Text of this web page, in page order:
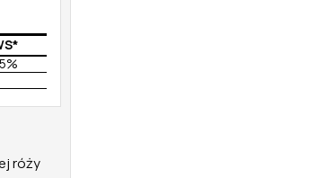
róży